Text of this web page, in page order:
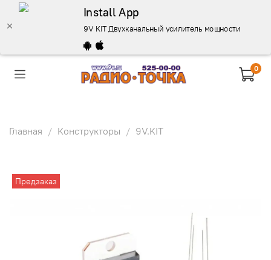
Install App
9V KIT Двухканальный усилитель мощности УНЧ
0
Главная Конструкторы 9V.KIT
Предзаказ